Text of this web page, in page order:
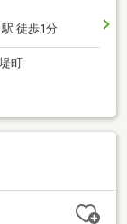
駅 徒歩1分
町